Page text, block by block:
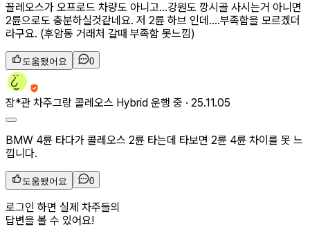
꼴레오스가 오프로드 차량도 아니고...강원도 깡시골 사시는거 아니면
2륜으로도 충분하실것같네요. 저 2륜 하브 인데....부족함을 모르겠더
라구요. (후암동 거래처 갈때 부족함 못느낌)
도움됐어요 0
장*관 차주그랑 콜레오스 Hybrid 운행 중 · 25.11.05
BMW 4륜 타다가 콜레오스 2륜 타는데 타보면 2륜 4륜 차이를 못 느
낍니다.
도움됐어요 0
로그인 하면 실제 차주들의
답변을 볼 수 있어요!